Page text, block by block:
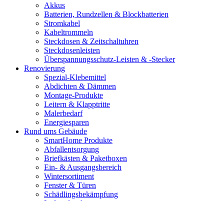
Akkus
Batterien, Rundzellen & Blockbatterien
Stromkabel
Kabeltrommeln
Steckdosen & Zeitschaltuhren
Steckdosenleisten
Überspannungsschutz-Leisten & -Stecker
Renovierung
Spezial-Klebemittel
Abdichten & Dämmen
Montage-Produkte
Leitern & Klapptritte
Malerbedarf
Energiesparen
Rund ums Gebäude
SmartHome Produkte
Abfallentsorgung
Briefkästen & Paketboxen
Ein- & Ausgangsbereich
Wintersortiment
Fenster & Türen
Schädlingsbekämpfung